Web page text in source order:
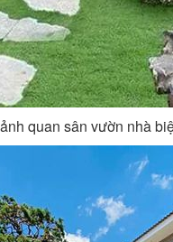
quan sân vườn nhà